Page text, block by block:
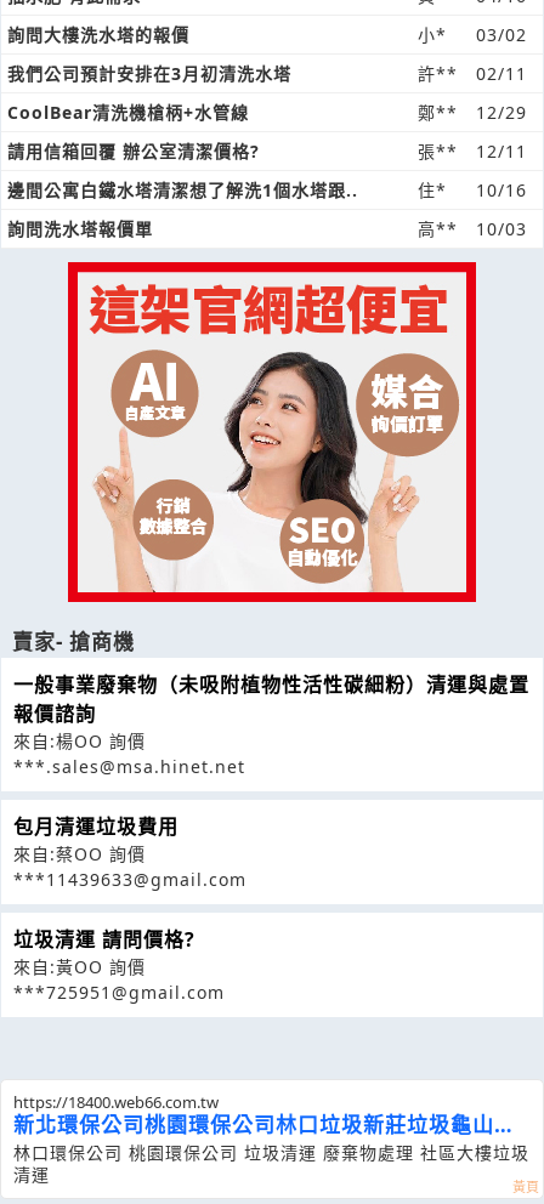
詢問大樓洗水塔的報價
小*
03/02
我們公司預計安排在3月初清洗水塔
許**
02/11
CoolBear清洗機槍柄+水管線
鄭**
12/29
請用信箱回覆 辦公室清潔價格?
張**
12/11
邊間公寓白鐵水塔清潔想了解洗1個水塔跟..
住*
10/16
詢問洗水塔報價單
高** 10/03
賣家- 搶商機
一般事業廢棄物（未吸附植物性活性碳細粉）清運與處置
報價諮詢
來自:楊OO 詢價
***.sales@msa.hinet.net
包月清運垃圾費用
來自:蔡OO 詢價
***11439633@gmail.com
垃圾清運 請問價格?
來自:黃OO 詢價
***725951@gmail.com
https://18400.web66.com.tw
新北環保公司桃園環保公司林口垃圾新莊垃圾龜山垃
圾三峽垃圾
林口環保公司 桃園環保公司 垃圾清運 廢棄物處理 社區大樓垃圾
清運